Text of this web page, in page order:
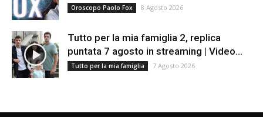
Oroscopo Paolo Fox 8 Agosto 2026
Tutto per la mia famiglia 2, replica
puntata 7 agosto in streaming | Video...
Tutto per la mia famiglia 7 Agosto 2026